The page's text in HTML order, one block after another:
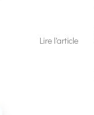
Lire l'article